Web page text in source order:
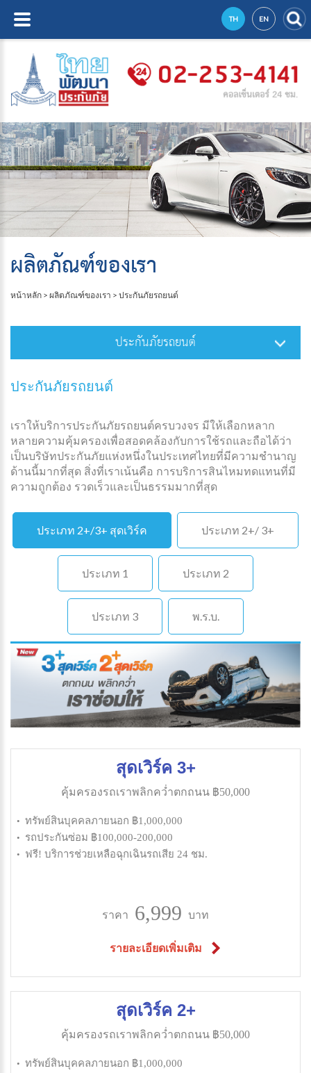
TH EN
ผลิตภัณฑ์ของเรา
หน้าหลัก > ผลิตภัณฑ์ของเรา > ประกันภัยรถยนต์
ประกันภัยรถยนต์
ประกันภัยรถยนต์
เราให้บริการประกันภัยรถยนต์ครบวงจร มีให้เลือกหลาก
หลายความคุ้มครองเพื่อสอดคล้องกับการใช้รถและถือได้ว่า
เป็นบริษัทประกันภัยแห่งหนึ่งในประเทศไทยที่มีความชำนาญ
ด้านนี้มากที่สุด สิ่งที่เราเน้นคือ การบริการสินไหมทดแทนที่มี
ความถูกต้อง รวดเร็วและเป็นธรรมมากที่สุด
ประเภท 2+/3+ สุดเวิร์ค ประเภท 2+/ 3+
ประเภท 1 ประเภท 2
ประเภท 3 พ.ร.บ.
สุดเวิร์ค 3+
คุ้มครองรถเราพลิกคว่ำตกถนน ฿50,000
ทรัพย์สินบุคคลภายนอก ฿1,000,000
รถประกันซ่อม ฿100,000-200,000
ฟรี! บริการช่วยเหลือฉุกเฉินรถเสีย 24 ชม.
ราคา 6,999 บาท
รายละเอียดเพิ่มเติม
สุดเวิร์ค 2+
คุ้มครองรถเราพลิกคว่ำตกถนน ฿50,000
ทรัพย์สินบุคคลภายนอก ฿1,000,000